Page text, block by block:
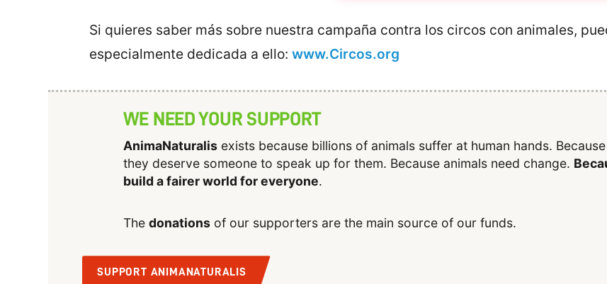
Si quieres saber más sobre nuestra campaña contra los circos con animales,
especialmente dedicada a ello: www.Circos.org
WE NEED YOUR SUPPORT
AnimaNaturalisexists because billions of animals suffer at human hands.
they deserve someone to speak up for them. Because animals need change.
build a fairer world for everyone.
The donationsof our supporters are the main source of our funds.
SUPPORT ANIMANATURALIS